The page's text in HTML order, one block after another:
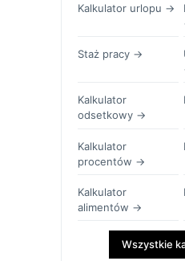
Kalkulator urlopu →
Staż pracy →
Kalkulator
odsetkowy →
Kalkulator
procentów →
Kalkulator
alimentów →
Wszystkie